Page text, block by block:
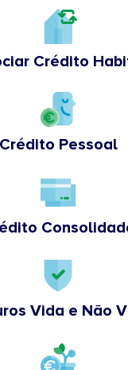
Crédito
Crédito Pessoal
Vida e Não